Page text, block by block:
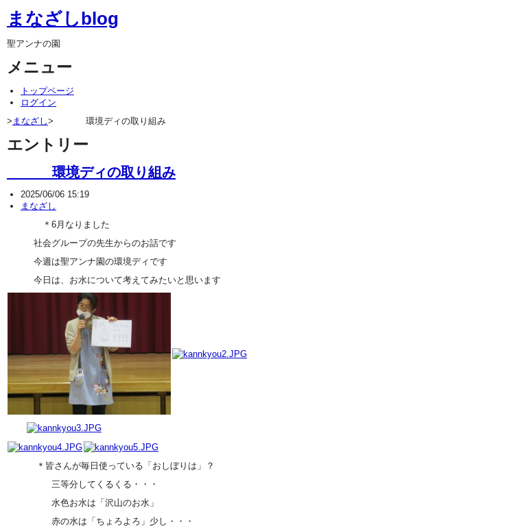
まなざしblog
聖アンナの園
メニュー
トップページ
ログイン
> まなざし> 環境ディの取り組み
エントリー
環境ディの取り組み
2025/06/06 15:19
まなざし
＊6月なりました
社会グループの先生からのお話です
今週は聖アンナ園の環境ディです
今日は、お水について考えてみたいと思います
＊皆さんが毎日使っている「おしぼりは」？
三等分してくるくる・・・
水色お水は「沢山のお水」
赤の水は「ちょろよろ」少し・・・